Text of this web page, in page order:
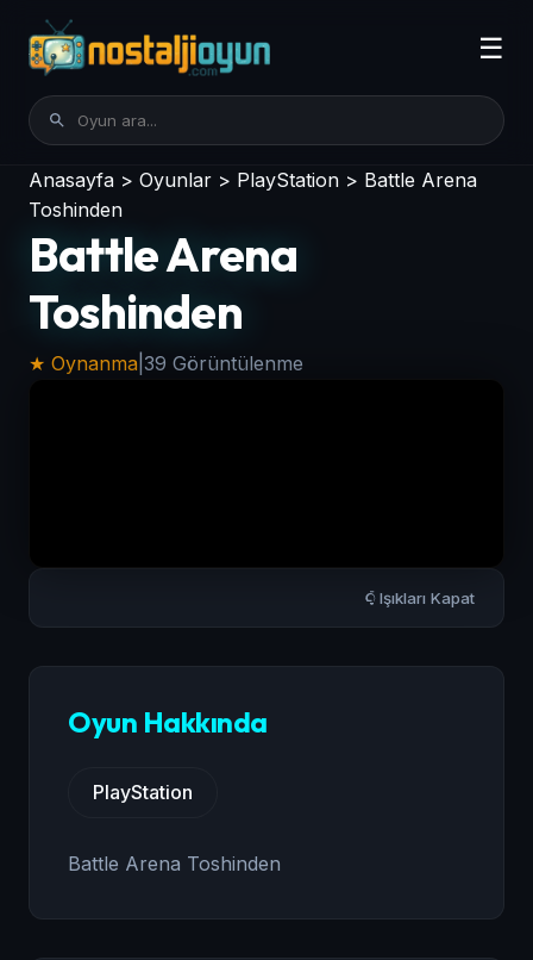
☰
Anasayfa > Oyunlar > PlayStation > Battle Arena
Toshinden
Battle Arena
Toshinden
★ Oynanma 39 Görüntülenme
Işıkları Kapat
Oyun Hakkında
PlayStation
Battle Arena Toshinden